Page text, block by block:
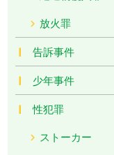
放火罪
告訴事件
少年事件
性犯罪
ストーカー